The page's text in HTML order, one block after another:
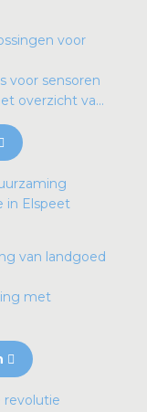
voor
voor sensoren
overzicht va...
van landgoed
met